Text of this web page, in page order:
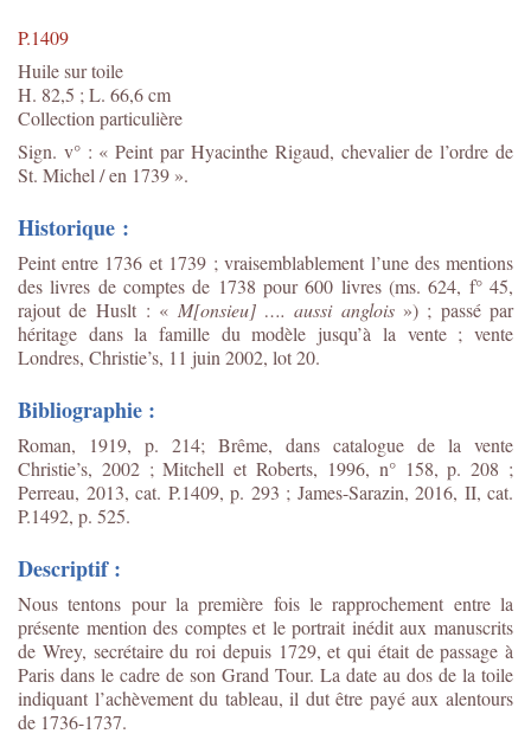
P.1409
Huile sur toile
H. 82,5 ; L. 66,6 cm
Collection particulière
Sign. v° : « Peint par Hyacinthe Rigaud, chevalier de l’ordre de
St. Michel / en 1739 ».
Historique :
Peint entre 1736 et 1739 ; vraisemblablement l’une des mentions
des livres de comptes de 1738 pour 600 livres (ms. 624, f° 45,
rajout de Huslt : « M[onsieu] …. aussi anglois») ; passé par
héritage dans la famille du modèle jusqu’à la vente ; vente
Londres, Christie’s, 11 juin 2002, lot 20.
Bibliographie :
Roman, 1919, p. 214; Brême, dans catalogue de la vente
Christie’s, 2002 ; Mitchell et Roberts, 1996, n° 158, p. 208 ;
Perreau, 2013, cat. P.1409, p. 293 ; James-Sarazin, 2016, II, cat.
P.1492, p. 525.
Descriptif :
Nous tentons pour la première fois le rapprochement entre la
présente mention des comptes et le portrait inédit aux manuscrits
de Wrey, secrétaire du roi depuis 1729, et qui était de passage à
Paris dans le cadre de son Grand Tour. La date au dos de la toile
indiquant l’achèvement du tableau, il dut être payé aux alentours
de 1736-1737.